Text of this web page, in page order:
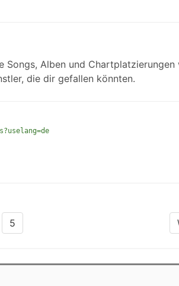
Alben und Chartplatzierungen
die dir gefallen könnten.
5